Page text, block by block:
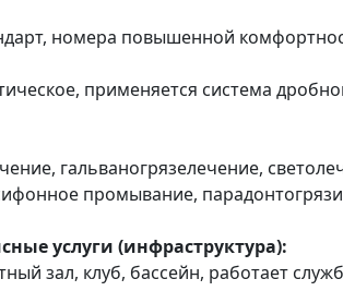
номера повышенной
применяется система
гальваногрязелечение,
промывание,
услуги (инфраструктура):
зал, клуб, бассейн, работает